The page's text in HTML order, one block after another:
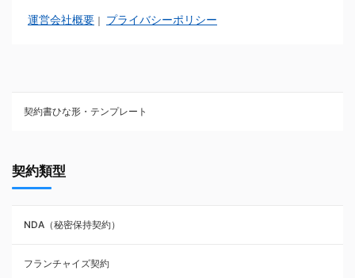
運営会社概要 ｜ プライバシーポリシー
契約書ひな形・テンプレート
NDA（秘密保持契約）
業務委託契約
利用規約・約款
契約類型
NDA（秘密保持契約）
フランチャイズ契約